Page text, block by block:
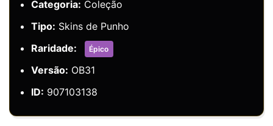
Categoria: Coleção
Tipo: Skins de Punho
Raridade:
Épico
Versão: OB31
ID: 907103138